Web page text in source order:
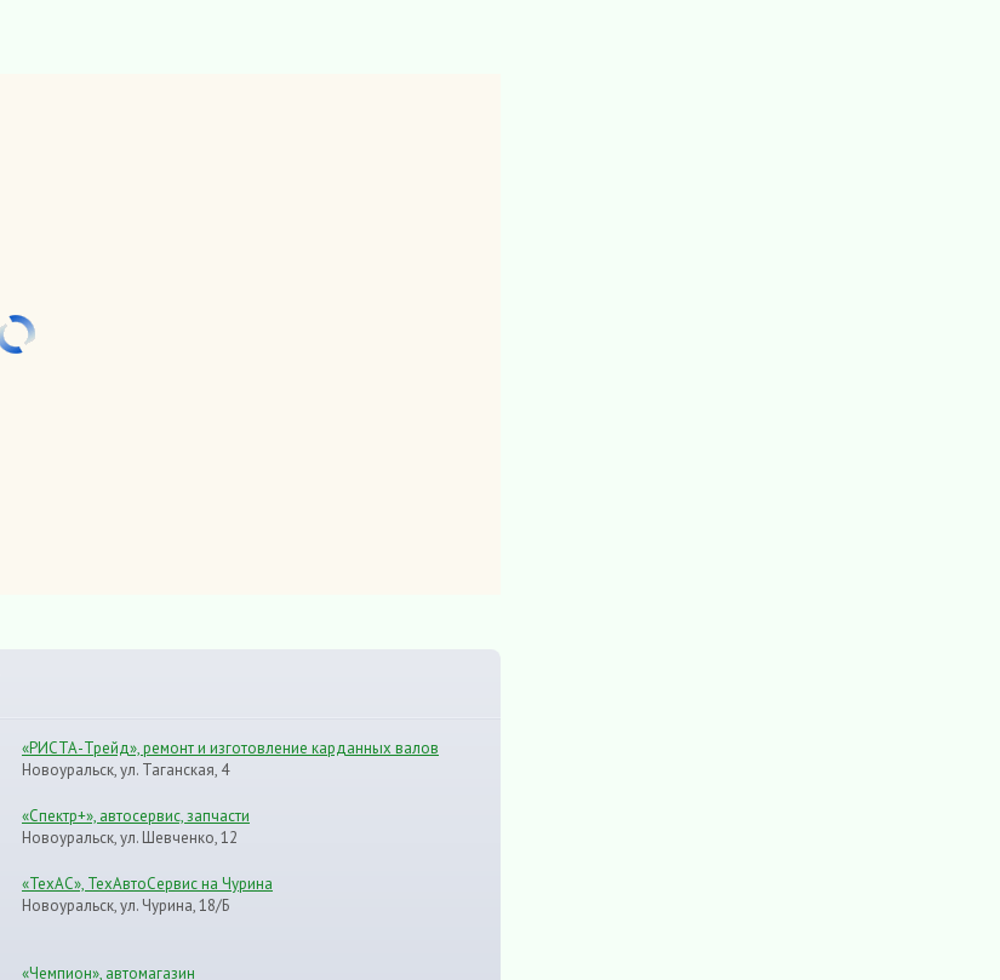
«РИСТА-Трейд», ремонт и изготовление карданных валов
Новоуральск, ул. Таганская, 4
«Спектр+», автосервис, запчасти
Новоуральск, ул. Шевченко, 12
«ТехАС», ТехАвтоСервис на Чурина
Новоуральск, ул. Чурина, 18/Б
«Чемпион», автомагазин